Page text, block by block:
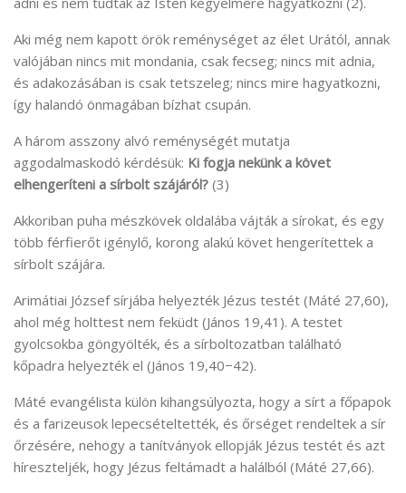
Aki még nem kapott örök reménységet az élet Urától, annak
valójában nincs mit mondania, csak fecseg; nincs mit adnia,
és adakozásában is csak tetszeleg; nincs mire hagyatkozni,
így halandó önmagában bízhat csupán.
A három asszony alvó reménységét mutatja
aggodalmaskodó kérdésük: Ki fogja nekünk a követ
elhengeríteni a sírbolt szájáról? (3)
Akkoriban puha mészkövek oldalába vájták a sírokat, és egy
több férfierőt igénylő, korong alakú követ hengerítettek a
sírbolt szájára.
Arimátiai József sírjába helyezték Jézus testét (Máté 27,60),
ahol még holttest nem feküdt (János 19,41). A testet
gyolcsokba göngyölték, és a sírboltozatban található
kőpadra helyezték el (János 19,40−42).
Máté evangélista külön kihangsúlyozta, hogy a sírt a főpapok
és a farizeusok lepecsételtették, és őrséget rendeltek a sír
őrzésére, nehogy a tanítványok ellopják Jézus testét és azt
híreszteljék, hogy Jézus feltámadt a halálból (Máté 27,66).